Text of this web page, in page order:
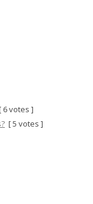
6 votes ]
[ 5 votes ]